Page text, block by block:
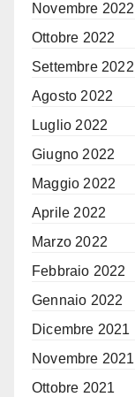
Novembre 2022
Ottobre 2022
Settembre 2022
Agosto 2022
Luglio 2022
Giugno 2022
Maggio 2022
Aprile 2022
Marzo 2022
Febbraio 2022
Gennaio 2022
Dicembre 2021
Novembre 2021
Ottobre 2021